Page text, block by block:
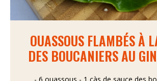
OUASSOUS FLAMBÉS À
DES BOUCANIERS AU